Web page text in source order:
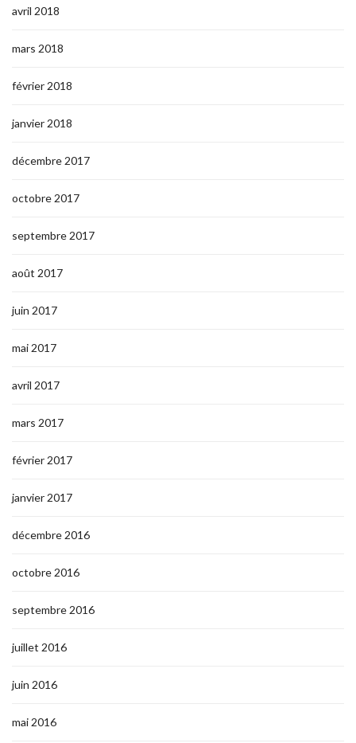
avril 2018
mars 2018
février 2018
janvier 2018
décembre 2017
octobre 2017
septembre 2017
août 2017
juin 2017
mai 2017
avril 2017
mars 2017
février 2017
janvier 2017
décembre 2016
octobre 2016
septembre 2016
juillet 2016
juin 2016
mai 2016